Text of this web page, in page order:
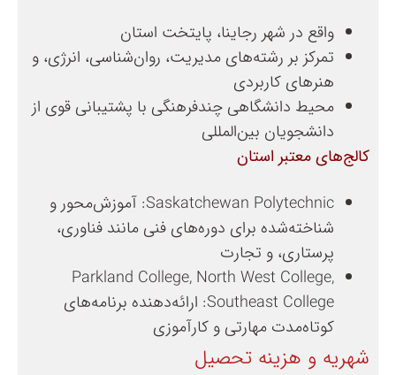
واقع در شهر رجاینا، پایتخت استان
تمرکز بر رشته‌های مدیریت، روان‌شناسی، انرژی، و
هنرهای کاربردی
محیط دانشگاهی چندفرهنگی با پشتیبانی قوی از
دانشجویان بین‌المللی
کالج‌های معتبر استان
Saskatchewan Polytechnic: آموزش‌محور و
شناخته‌شده برای دوره‌های فنی مانند فناوری،
پرستاری، و تجارت
Parkland College, North West College,
Southeast College: ارائه‌دهنده برنامه‌های
کوتاه‌مدت مهارتی و کارآموزی
شهریه و هزینه تحصیل